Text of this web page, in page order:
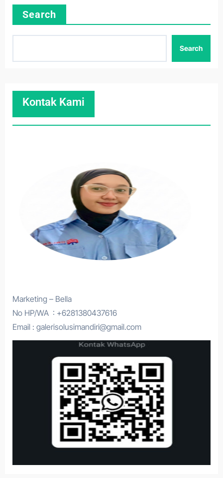
Search
Search
Kontak Kami
Marketing – Bella
No HP/WA : +6281380437616
Email : galerisolusimandiri@gmail.com